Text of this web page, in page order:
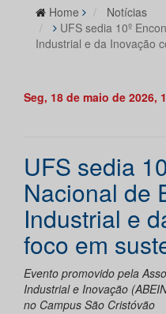
Home
Notícias
UFS sedia 10º
Industrial e da Inovação
Seg, 18 de maio de 2026,
UFS sedia
Nacional de
Industrial e
foco em
Evento promovido pela
Industrial e Inovação
no Campus São Cristóvão